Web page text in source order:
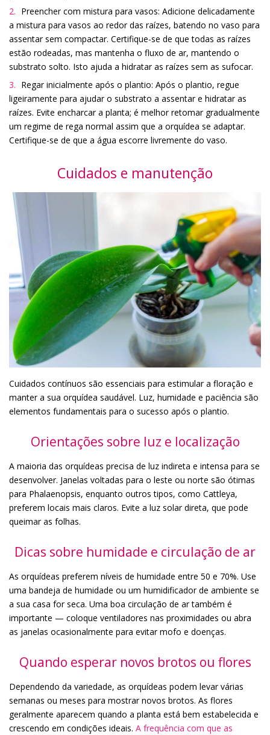
Preencher com mistura para vasos: Adicione delicadamente
a mistura para vasos ao redor das raízes, batendo no vaso para
assentar sem compactar. Certifique-se de que todas as raízes
estão rodeadas, mas mantenha o fluxo de ar, mantendo o
substrato solto. Isto ajuda a hidratar as raízes sem as sufocar.
Regar inicialmente após o plantio: Após o plantio, regue
ligeiramente para ajudar o substrato a assentar e hidratar as
raízes. Evite encharcar a planta; é melhor retomar gradualmente
um regime de rega normal assim que a orquídea se adaptar.
Certifique-se de que a água escorre livremente do vaso.
Cuidados e manutenção
Cuidados contínuos são essenciais para estimular a floração e
manter a sua orquídea saudável. Luz, humidade e paciência são
elementos fundamentais para o sucesso após o plantio.
Orientações sobre luz e localização
A maioria das orquídeas precisa de luz indireta e intensa para se
desenvolver. Janelas voltadas para o leste ou norte são ótimas
para Phalaenopsis, enquanto outros tipos, como Cattleya,
preferem locais mais claros. Evite a luz solar direta, que pode
queimar as folhas.
Dicas sobre humidade e circulação de ar
As orquídeas preferem níveis de humidade entre 50 e 70%. Use
uma bandeja de humidade ou um humidificador de ambiente se
a sua casa for seca. Uma boa circulação de ar também é
importante — coloque ventiladores nas proximidades ou abra
as janelas ocasionalmente para evitar mofo e doenças.
Quando esperar novos brotos ou flores
Dependendo da variedade, as orquídeas podem levar várias
semanas ou meses para mostrar novos brotos. As flores
geralmente aparecem quando a planta está bem estabelecida e
crescendo em condições ideais. A frequência com que as